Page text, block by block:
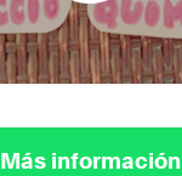
Más información